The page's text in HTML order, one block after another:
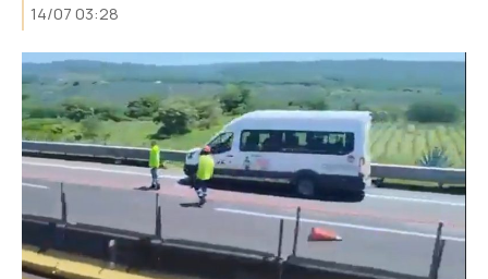
14/07 03:28